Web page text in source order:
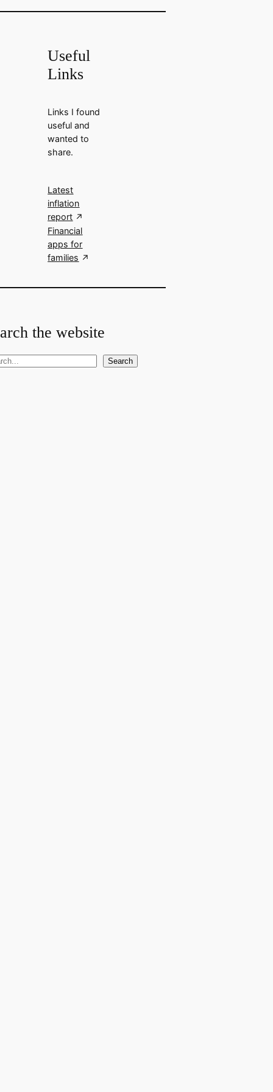
Useful
Links
Links I found
useful and
wanted to
share.
Latest
inflation
report
Financial
apps for
families
the website
Search